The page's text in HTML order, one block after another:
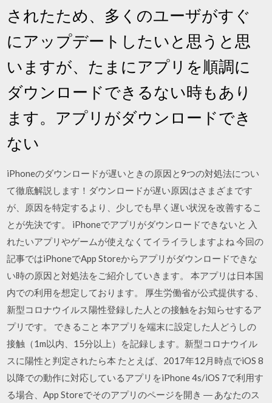
されたため、多くのユーザがすぐ
にアップデートしたいと思うと思
いますが、たまにアプリを順調に
ダウンロードできるない時もあり
ます。アプリがダウンロードでき
ない
iPhoneのダウンロードが遅いときの原因と9つの対処法につい
て徹底解説します！ダウンロードが遅い原因はさまざまです
が、原因を特定するより、少しでも早く遅い状況を改善するこ
とが先決です。 iPhoneでアプリがダウンロードできないと 入
れたいアプリやゲームが使えなくてイライラしますよね 今回の
記事ではiPhoneでApp Storeからアプリがダウンロードできな
い時の原因と対処法をご紹介していきます。 ‎本アプリは日本国
内での利用を想定しております。 厚生労働省が公式提供する、
新型コロナウイルス陽性登録した人との接触をお知らせするア
プリです。 できること 本アプリを端末に設定した人どうしの
接触（1m以内、15分以上）を記録します。新型コロナウイル
スに陽性と判定されたら本 たとえば、2017年12月時点でiOS 8
以降での動作に対応しているアプリをiPhone 4s/iOS 7で利用す
る場合、App Storeでそのアプリのページを開き ‎― あなたのス